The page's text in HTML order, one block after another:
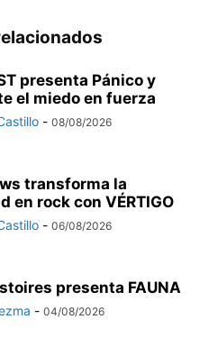
presenta Pánico y
el miedo en fuerza
- 08/08/2026
transforma la
en rock con VÉRTIGO
- 06/08/2026
presenta FAUNA
- 04/08/2026